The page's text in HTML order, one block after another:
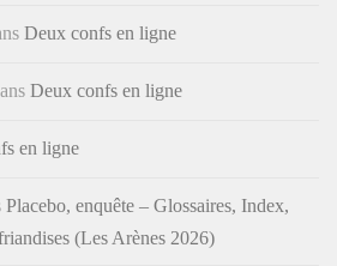
Deux confs en ligne
Deux confs en ligne
en ligne
Placebo, enquête – Glossaires, Index,
(Les Arènes 2026)